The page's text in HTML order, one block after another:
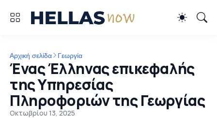
Αρχική σελίδα Γεωργία
Ένας Έλληνας επικεφαλής
της Υπηρεσίας
Πληροφοριών της Γεωργίας
Οκτωβρίου 13, 2025